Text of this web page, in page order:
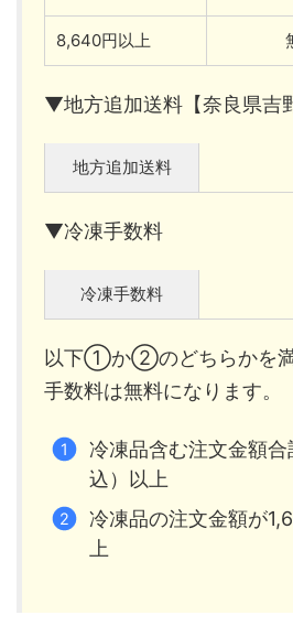
8,640円以上
▼地方追加送料【奈良県吉
地方追加送料
▼冷凍手数料
冷凍手数料
以下①か②のどちらかを満
手数料は無料になります。
冷凍品含む注文金額
込）以上
冷凍品の注文金額が
上